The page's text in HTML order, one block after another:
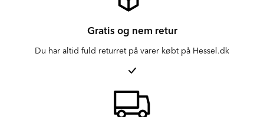
Gratis og nem retur
Du har altid fuld returret på varer købt på Hessel.dk